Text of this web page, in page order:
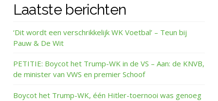
Laatste berichten
‘Dit wordt een verschrikkelijk WK Voetbal’ – Teun bij
Pauw & De Wit
PETITIE: Boycot het Trump-WK in de VS – Aan: de KNVB,
de minister van VWS en premier Schoof
Boycot het Trump-WK, één Hitler-toernooi was genoeg